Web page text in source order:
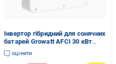
Інвертор гібридний для сонячних
батарей Growatt AFCI 30 кВт
(MID 30 KTL3-XH)
оцінити